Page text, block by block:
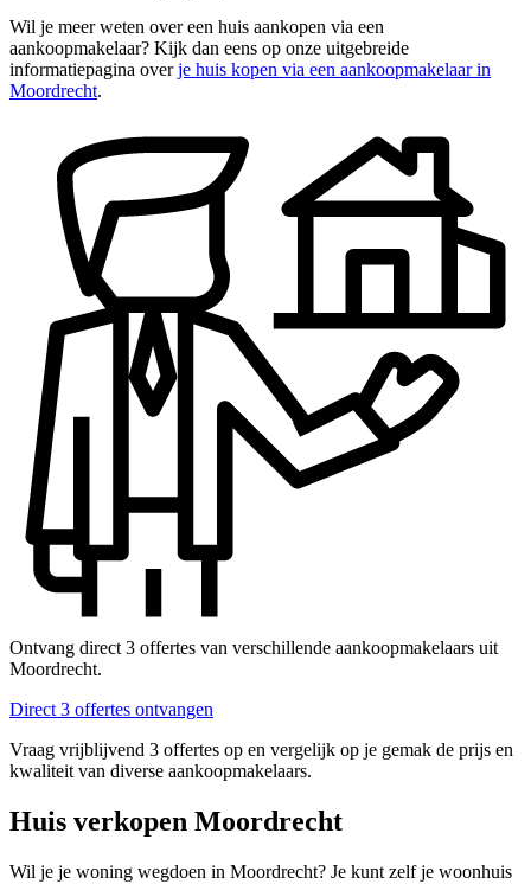
Wil je meer weten over een huis aankopen via een
aankoopmakelaar? Kijk dan eens op onze uitgebreide
informatiepagina overje huis kopen via een aankoopmakelaar in
Moordrecht.
Ontvang direct 3 offertes van verschillende aankoopmakelaars uit
Moordrecht.
Direct 3 offertes ontvangen
Vraag vrijblijvend 3 offertes op en vergelijk op je gemak de prijs en
kwaliteit van diverse aankoopmakelaars.
Huis verkopen Moordrecht
Wil je je woning wegdoen in Moordrecht? Je kunt zelf je woonhuis